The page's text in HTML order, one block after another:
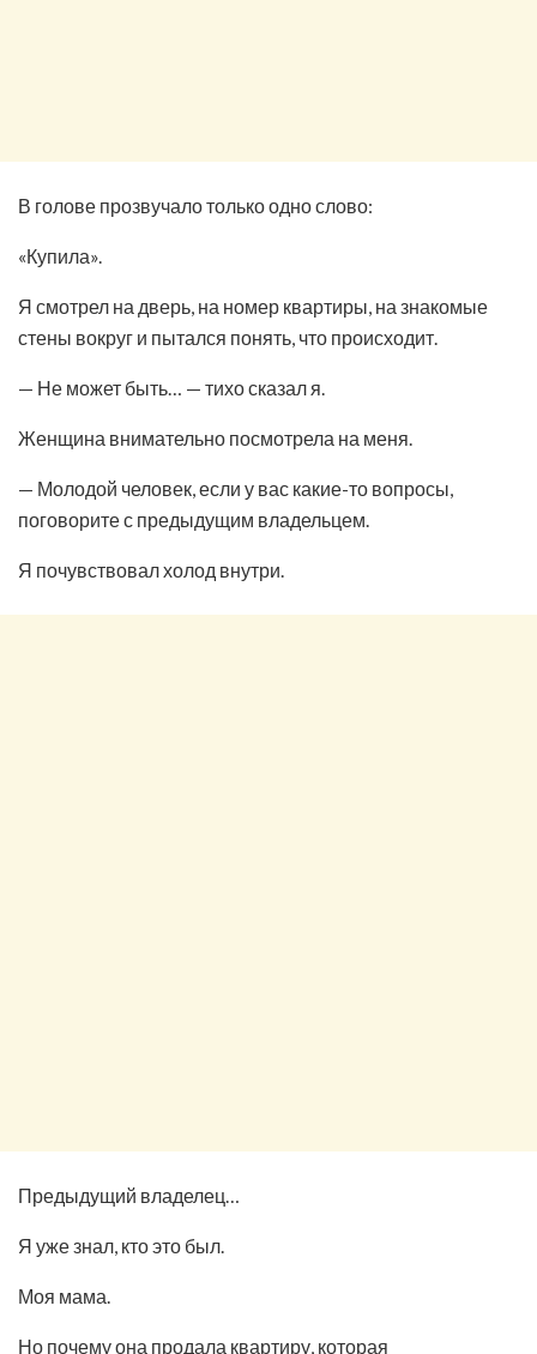
В голове прозвучало только одно слово:
«Купила».
Я смотрел на дверь, на номер квартиры, на знакомые
стены вокруг и пытался понять, что происходит.
— Не может быть… — тихо сказал я.
Женщина внимательно посмотрела на меня.
— Молодой человек, если у вас какие-то вопросы,
поговорите с предыдущим владельцем.
Я почувствовал холод внутри.
Предыдущий владелец…
Я уже знал, кто это был.
Моя мама.
Но почему она продала квартиру, которая